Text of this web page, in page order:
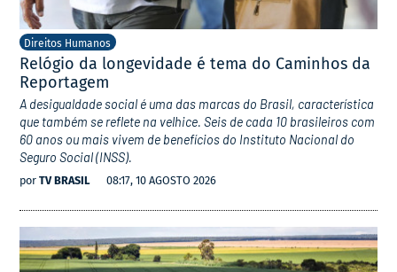
Direitos Humanos
Relógio da longevidade é tema do Caminhos da
Reportagem
A desigualdade social é uma das marcas do Brasil, característica
que também se reflete na velhice. Seis de cada 10 brasileiros com
60 anos ou mais vivem de benefícios do Instituto Nacional do
Seguro Social (INSS).
por TV BRASIL 08:17, 10 AGOSTO 2026